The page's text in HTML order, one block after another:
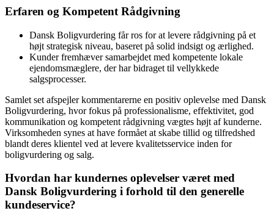
Erfaren og Kompetent Rådgivning
Dansk Boligvurdering får ros for at levere rådgivning på et
højt strategisk niveau, baseret på solid indsigt og ærlighed.
Kunder fremhæver samarbejdet med kompetente lokale
ejendomsmæglere, der har bidraget til vellykkede
salgsprocesser.
Samlet set afspejler kommentarerne en positiv oplevelse med Dansk
Boligvurdering, hvor fokus på professionalisme, effektivitet, god
kommunikation og kompetent rådgivning vægtes højt af kunderne.
Virksomheden synes at have formået at skabe tillid og tilfredshed
blandt deres klientel ved at levere kvalitetsservice inden for
boligvurdering og salg.
Hvordan har kundernes oplevelser været med
Dansk Boligvurdering i forhold til den generelle
kundeservice?